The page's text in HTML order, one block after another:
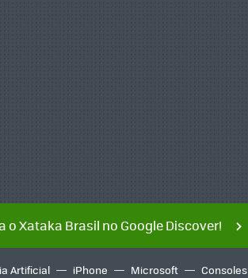
o Xataka Brasil no Google Discover!
Artificial iPhone Microsoft Consoles